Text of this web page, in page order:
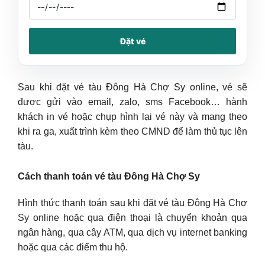
Đặt vé
Sau khi đặt vé tàu Đông Hà Chợ Sy online, vé sẽ
được gửi vào email, zalo, sms Facebook… hành
khách in vé hoặc chụp hình lại vé này và mang theo
khi ra ga, xuất trình kèm theo CMND để làm thủ tục lên
tàu.
Cách thanh toán vé tàu Đông Hà Chợ Sy
Hình thức thanh toán sau khi đặt vé tàu Đông Hà Chợ
Sy online hoặc qua điện thoại là chuyển khoản qua
ngân hàng, qua cây ATM, qua dịch vụ internet banking
hoặc qua các điểm thu hộ.